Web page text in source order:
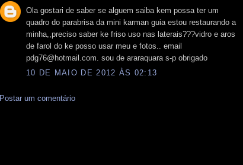
Ola gostari de saber se alguem saiba kem possa ter um
quadro do parabrisa da mini karman guia estou restaurando a
minha,,preciso saber ke friso uso nas laterais???vidro e aros
de farol do ke posso usar meu e fotos.. email
pdg76@hotmail.com. sou de araraquara s-p obrigado
10 DE MAIO DE 2012 ÀS 02:13
Postar um comentário